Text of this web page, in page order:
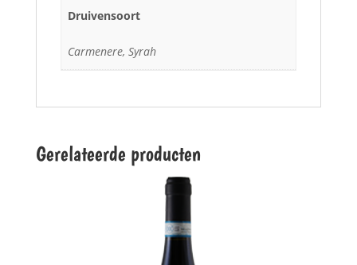
Druivensoort
Carmenere, Syrah
Gerelateerde producten